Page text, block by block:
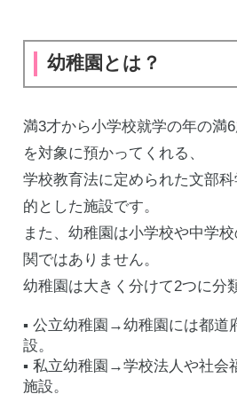
幼稚園とは？
満3才から小学校就学の年の満
を対象に預かってくれる、
学校教育法に定められた文部
的とした施設です。
また、幼稚園は小学校や中学
関ではありません。
幼稚園は大きく分けて2つに分
▪️ 公立幼稚園→幼稚園には都道
設。
▪️ 私立幼稚園→学校法人や社会
施設。